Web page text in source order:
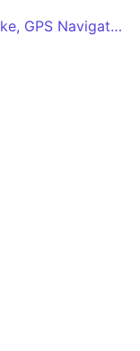
Organic Maps Offline Hike, Bike, GPS Navigation